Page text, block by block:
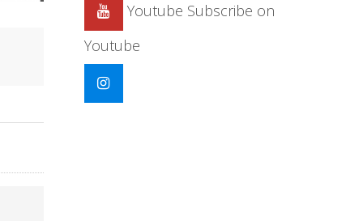
Youtube Subscribe on
Youtube